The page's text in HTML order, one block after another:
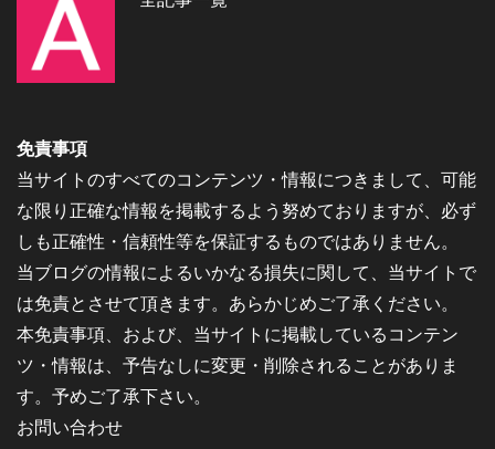
免責事項
当サイトのすべてのコンテンツ・情報につきまして、可能
な限り正確な情報を掲載するよう努めておりますが、必ず
しも正確性・信頼性等を保証するものではありません。
当ブログの情報によるいかなる損失に関して、当サイトで
は免責とさせて頂きます。あらかじめご了承ください。
本免責事項、および、当サイトに掲載しているコンテン
ツ・情報は、予告なしに変更・削除されることがありま
す。予めご了承下さい。
お問い合わせ